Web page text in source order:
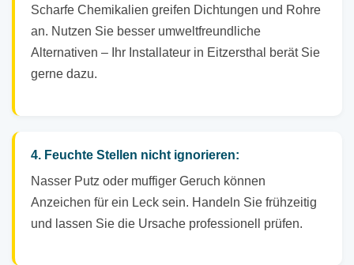
Scharfe Chemikalien greifen Dichtungen und Rohre
an. Nutzen Sie besser umweltfreundliche
Alternativen – Ihr Installateur in Eitzersthal berät Sie
gerne dazu.
4. Feuchte Stellen nicht ignorieren:
Nasser Putz oder muffiger Geruch können
Anzeichen für ein Leck sein. Handeln Sie frühzeitig
und lassen Sie die Ursache professionell prüfen.